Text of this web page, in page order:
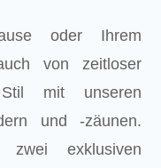
oder Ihrem
von zeitloser
mit unseren
und -zäunen.
exklusiven